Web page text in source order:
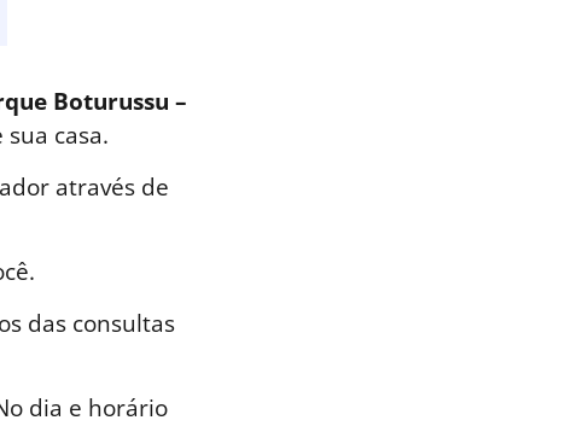
Boturussu –
casa.
através de
das consultas
dia e horário